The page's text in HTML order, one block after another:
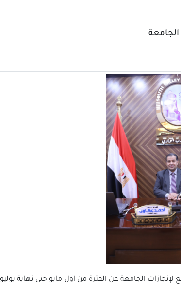
الجامعة
الجامعة عن الفترة من اول مايو حتى نهاية يوليو 2024.